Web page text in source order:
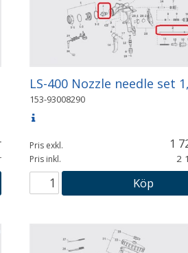
LS-400 Nozzle needle set
153-93008290
Pris exkl. 1
Pris inkl. 2
Köp